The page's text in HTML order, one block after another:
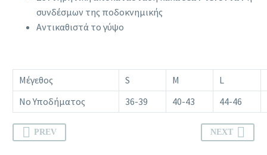
συνδέσμων της ποδοκνημικής
Αντικαθιστά το γύψο
Μέγεθος S M
L
Νο Υποδήματος
36-39 40-43 44-46
PREV NEXT